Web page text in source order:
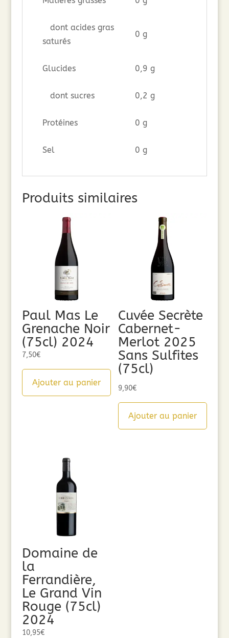
dont acides gras
saturés
0 g
Glucides 0,9 g
dont sucres 0,2 g
Protéines 0 g
Sel 0 g
Produits similaires
Paul Mas Le
Grenache Noir
(75cl) 2024
7,50€
Ajouter au panier
Cuvée Secrète
Cabernet-
Merlot 2025
Sans Sulfites
(75cl)
9,90€
Ajouter au panier
Domaine de
la
Ferrandière,
Le Grand Vin
Rouge (75cl)
2024
10,95€